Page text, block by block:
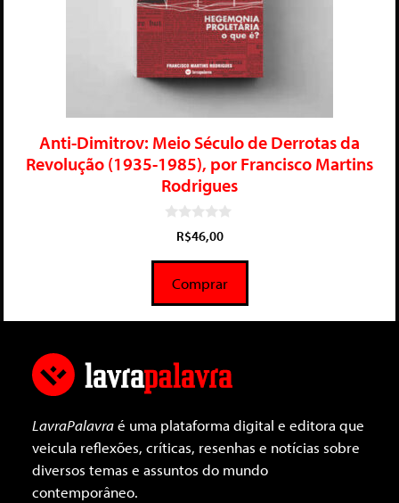
Anti-Dimitrov: Meio Século de Derrotas da
Revolução (1935-1985), por Francisco Martins
Rodrigues
5
R$46,00
Comprar
LavraPalavraé uma plataforma digital e editora que
veicula reflexões, críticas, resenhas e notícias sobre
diversos temas e assuntos do mundo
contemporâneo.